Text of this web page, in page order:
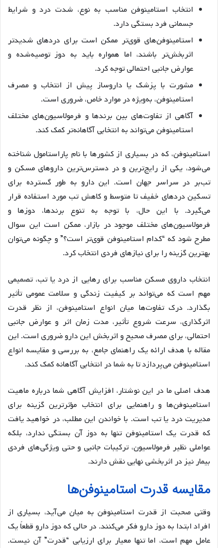
انتخاب استامینوفن مناسب به نوع، شدت درد و شرایط
جسمانی فرد بستگی دارد.
استامینوفن‌های قوی‌تر ممکن است برای دردهای شدیدتر
اثربخش‌تر باشند، اما همواره باید به دوز توصیه‌شده و
عوارض جانبی احتمالی توجه کرد.
مشورت با پزشک یا داروساز پیش از انتخاب و مصرف
استامینوفن، به‌ویژه در موارد خاص، ضروری است.
آگاهی از تفاوت‌های بین برندها و فرمولاسیون‌های مختلف
استامینوفن می‌تواند به انتخابی آگاهانه‌تر کمک کند.
استامینوفن، که در بسیاری از کشورها با نام پاراستامول شناخته
می‌شود، یکی از رایج‌ترین و در دسترس‌ترین داروهای مسکن و
تب‌بر در سراسر جهان است. این دارو به طور گسترده برای
تسکین دردهای خفیف تا متوسط و کاهش تب مورد استفاده قرار
می‌گیرد. با این حال، با توجه به تنوع برندها، دوزها و
فرمولاسیون‌های مختلف موجود در بازار، ممکن است این سوال
مطرح شود که “کدام استامینوفن قوی‌تر است؟” و چگونه می‌توان
بهترین گزینه را برای نیازهای فردی انتخاب کرد.
انتخاب داروی مسکن مناسب برای رهایی از درد یا تب، تصمیمی
مهم است که می‌تواند بر کیفیت زندگی و سلامت عمومی تأثیر
بگذارد. درک تفاوت‌ها میان انواع استامینوفن، از نظر قدرت
اثرگذاری، سرعت شروع تأثیر، مدت زمان اثر و عوارض جانبی
احتمالی، برای مصرف صحیح و اثربخش این دارو ضروری است. این
مقاله با هدف ارائه یک راهنمای جامع، به بررسی و مقایسه انواع
استامینوفن می‌پردازد تا به شما در انتخابی آگاهانه کمک کند.
هدف اصلی ما در این نوشتار، افزایش آگاهی شما درباره ماهیت
استامینوفن‌ها و راهنمایی برای انتخاب مؤثرترین گزینه برای
مدیریت درد یا تب است. با خواندن این مطلب، در خواهید یافت
که قدرت یک استامینوفن تنها به دوز آن بستگی ندارد، بلکه
عواملی نظیر فرمولاسیون، ترکیبات جانبی و حتی ویژگی‌های فردی
بیمار نیز در اثربخشی نهایی نقش دارند.
مقایسه قدرت استامینوفن‌ها
وقتی صحبت از قدرت استامینوفن به میان می‌آید، بسیاری از
افراد ابتدا به دوز دارو فکر می‌کنند. در حالی که دوز دارو قطعاً یک
عامل مهم است، اما تنها معیار برای ارزیابی “قدرت” آن نیست.